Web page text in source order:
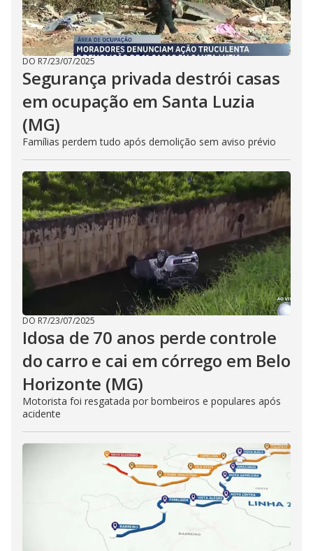
DO R7/23/07/2025
Segurança privada destrói casas
em ocupação em Santa Luzia
(MG)
Famílias perdem tudo após demolição sem aviso prévio
DO R7/23/07/2025
Idosa de 70 anos perde controle
do carro e cai em córrego em Belo
Horizonte (MG)
Motorista foi resgatada por bombeiros e populares após
acidente